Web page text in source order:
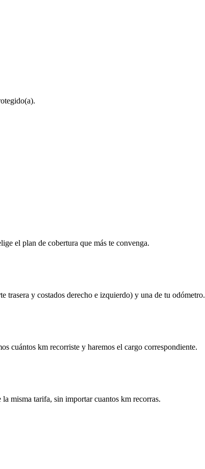
el plan de cobertura que más te convenga.
trasera y costados derecho e izquierdo) y una de tu odómetro.
cuántos km recorriste y haremos el cargo correspondiente.
la misma tarifa, sin importar cuantos km recorras.